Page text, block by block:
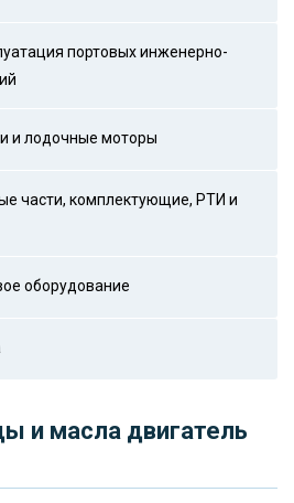
портовых инженерно-
и лодочные моторы
части, комплектующие, РТИ и
оборудование
и масла двигатель